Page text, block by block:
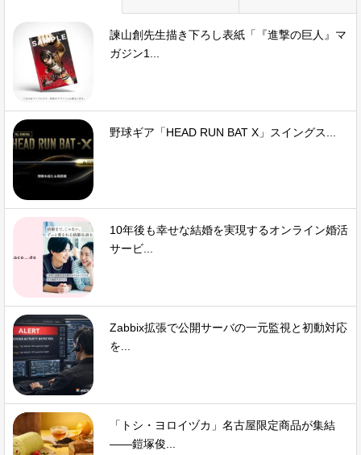
諫山創先生描き下ろし表紙「『進撃の巨人』マ
ガジン1...
野球ギア「HEAD RUN BAT X」スイングス...
10年後も幸せな結婚を実現するオンライン婚活
サービ...
Zabbix拡張で公開サーバの一元監視と初動対応
を...
「トシ・ヨロイヅカ」名古屋限定商品が集結
――鎧塚俊...